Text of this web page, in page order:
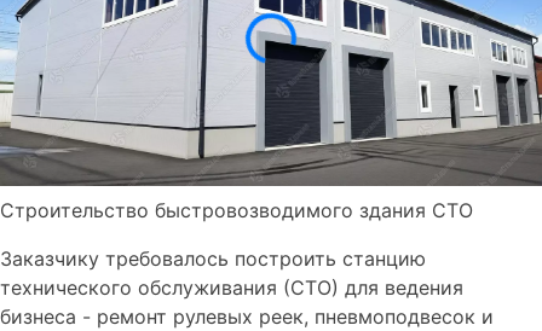
Строительство быстровозводимого здания СТО
Заказчику требовалось построить станцию
технического обслуживания (СТО) для ведения
бизнеса - ремонт рулевых реек, пневмоподвесок и